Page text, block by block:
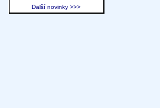
Další novinky >>>